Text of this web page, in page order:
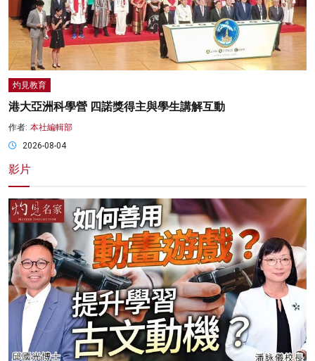
灼見教育
港大亞洲科學營 四諾獎得主與學生講解互動
作者: 本社編輯部
2026-08-04
影片